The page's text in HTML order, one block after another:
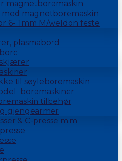
magnetboremaskin
med magnetboremaskin
6-11mm M/weldon feste
plasmabord
til søyleboremaskin
boremaskiner
tilbehør
gjengearmer
& C-presse m.m